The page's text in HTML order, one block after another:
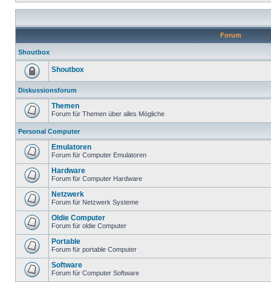
Forum
Shoutbox
Shoutbox
Diskussionsforum
Themen
Forum für Themen über alles Mögliche
Personal Computer
Emulatoren
Forum für Computer Emulatoren
Hardware
Forum für Computer Hardware
Netzwerk
Forum für Netzwerk Systeme
Oldie Computer
Forum für oldie Computer
Portable
Forum für portable Computer
Software
Forum für Computer Software